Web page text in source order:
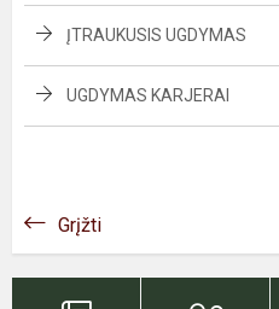
ĮTRAUKUSIS UGDYMAS
UGDYMAS KARJERAI
Grįžti